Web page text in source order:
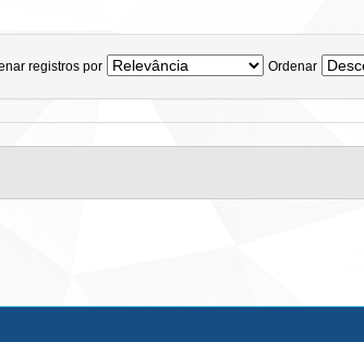
registros por Ordenar